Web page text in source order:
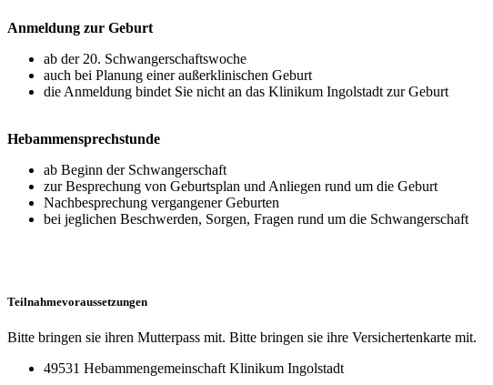
Anmeldung zur Geburt
ab der 20. Schwangerschaftswoche
auch bei Planung einer außerklinischen Geburt
die Anmeldung bindet Sie nicht an das Klinikum Ingolstadt zur Geburt
Hebammensprechstunde
ab Beginn der Schwangerschaft
zur Besprechung von Geburtsplan und Anliegen rund um die Geburt
Nachbesprechung vergangener Geburten
bei jeglichen Beschwerden, Sorgen, Fragen rund um die Schwangerschaft
Teilnahmevoraussetzungen
Bitte bringen sie ihren Mutterpass mit. Bitte bringen sie ihre Versichertenkarte mit.
49531 Hebammengemeinschaft Klinikum Ingolstadt